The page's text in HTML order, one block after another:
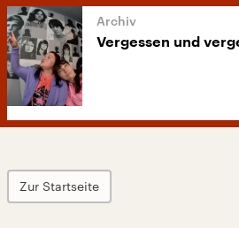
Vergessen und
Zur Startseite